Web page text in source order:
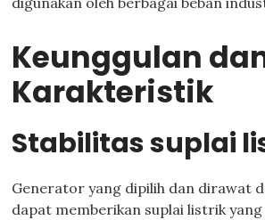
Keunggulan
Karakteristik
Stabilitas suplai
Generator yang dipilih dan dirawat
dapat memberikan suplai listrik